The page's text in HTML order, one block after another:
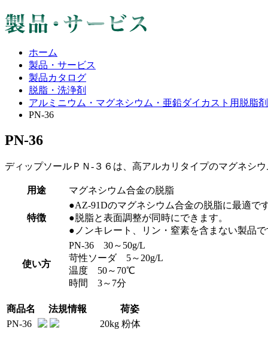
ホーム
製品・サービス
製品カタログ
脱脂・洗浄剤
アルミニウム・マグネシウム・亜鉛ダイカスト用脱脂剤
PN-36
PN-36
ディップソールＰＮ-３６は、高アルカリタイプのマグネシ
用途 マグネシウム合金の脱脂
特徴
●AZ-91Dのマグネシウム合金の脱脂に最適で
●脱脂と表面調整が同時にできます。
●ノンキレート、リン・窒素を含まない製品
使い方
PN-36 30～50g/L
苛性ソーダ 5～20g/L
温度 50～70℃
時間 3～7分
商品名 法規情報
荷姿
PN-36
20kg 粉体